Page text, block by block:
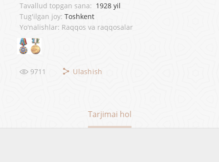
Tavallud topgan sana: 1928 yil
Tug'ilgan joy: Toshkent
Yo'nalishlar: Raqqos va raqqosalar
9711 Ulashish
Tarjimai hol